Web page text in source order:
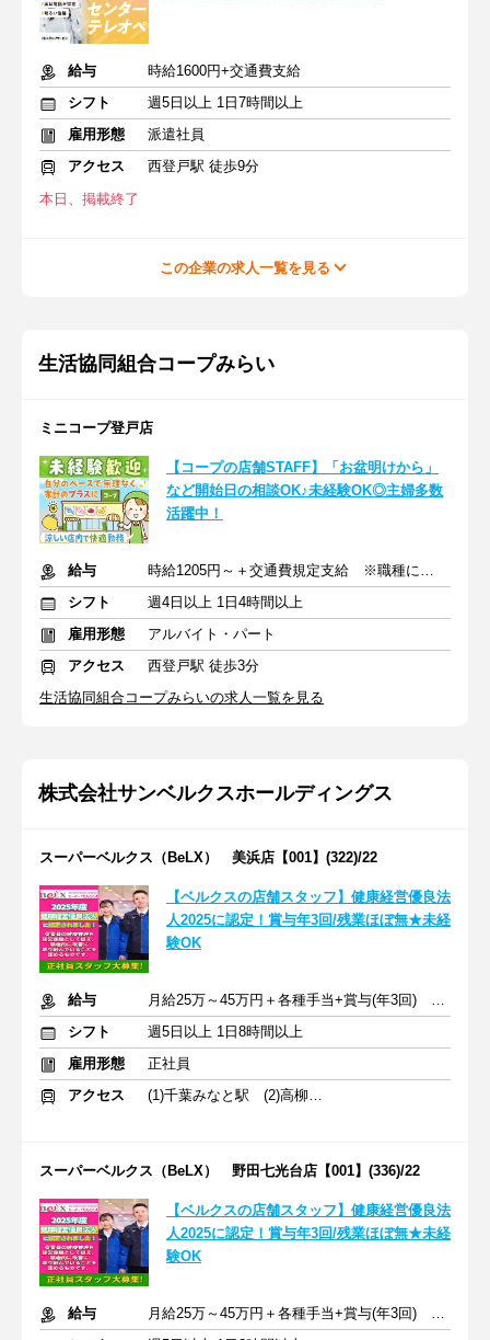
給与
時給1600円+交通費支給
シフト
週5日以上 1日7時間以上
雇用形態
派遣社員
アクセス
西登戸駅 徒歩9分
本日、掲載終了
この企業の求人一覧を見る
生活協同組合コープみらい
ミニコープ登戸店
【コープの店舗STAFF】「お盆明けから」
など開始日の相談OK♪未経験OK◎主婦多数
活躍中！
給与
時給1205円～＋交通費規定支給 ※職種により昇給あり
シフト
週4日以上 1日4時間以上
雇用形態
アルバイト・パート
アクセス
西登戸駅 徒歩3分
生活協同組合コープみらいの求人一覧を見る
株式会社サンベルクスホールディングス
スーパーベルクス（BeLX） 美浜店【001】(322)/22
【ベルクスの店舗スタッフ】健康経営優良法
人2025に認定！賞与年3回/残業ほぼ無★未経
験OK
給与
月給25万～45万円＋各種手当+賞与(年3回) ※交通費支給
シフト
週5日以上 1日8時間以上
雇用形態
正社員
アクセス
(1)千葉みなと駅 (2)高柳駅 (3)市川大野駅
スーパーベルクス（BeLX） 野田七光台店【001】(336)/22
【ベルクスの店舗スタッフ】健康経営優良法
人2025に認定！賞与年3回/残業ほぼ無★未経
験OK
給与
月給25万～45万円＋各種手当+賞与(年3回) ※交通費支給